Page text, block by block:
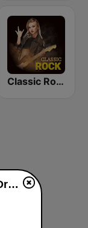
Classic Rock Station
Klassik Radio Classic Dreams